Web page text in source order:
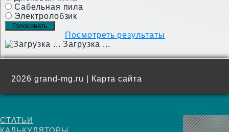
Сабельная пила
Электролобзик
Посмотреть результаты
Загрузка ...
2026 grand-mg.ru | Карта сайта
СТАТЬИ
КАЛЬКУЛЯТОРЫ